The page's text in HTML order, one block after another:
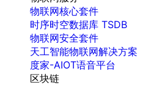
物联网核心套件
时序时空数据库 TSDB
物联网安全套件
天工智能物联网解决方案
度家-AIOT语音平台
区块链